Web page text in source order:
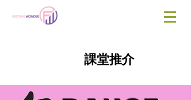
課堂推介